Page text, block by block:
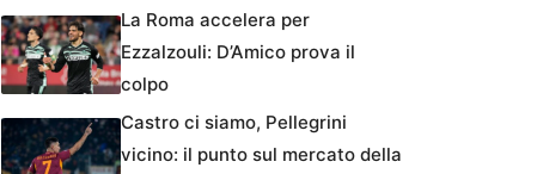
La Roma accelera per
Ezzalzouli: D’Amico prova il
colpo
Castro ci siamo, Pellegrini
vicino: il punto sul mercato della